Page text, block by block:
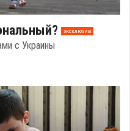
эксклюзив
с Украины